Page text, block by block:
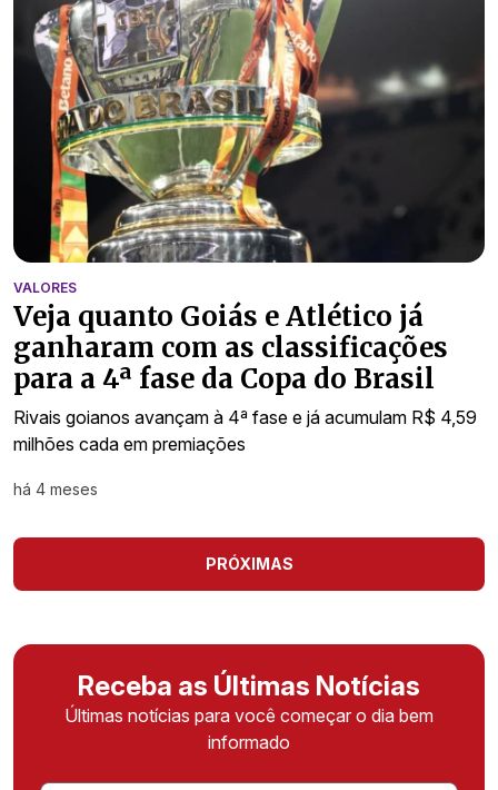
VALORES
Veja quanto Goiás e Atlético já
ganharam com as classificações
para a 4ª fase da Copa do Brasil
Rivais goianos avançam à 4ª fase e já acumulam R$ 4,59
milhões cada em premiações
há 4 meses
PRÓXIMAS
Receba as Últimas Notícias
Últimas notícias para você começar o dia bem
informado